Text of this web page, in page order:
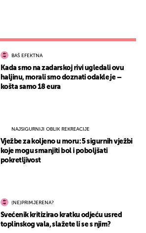
BAŠ EFEKTNA
Kada smo na zadarskoj rivi ugledali ovu
haljinu, morali smo doznati odakle je –
košta samo 18 eura
NAJSIGURNIJI OBLIK REKREACIJE
Vježbe za koljeno u moru: 5 sigurnih vježbi
koje mogu smanjiti bol i poboljšati
pokretljivost
(NE)PRIMJERENA?
Svećenik kritizirao kratku odjeću usred
toplinskog vala, slažete li se s njim?